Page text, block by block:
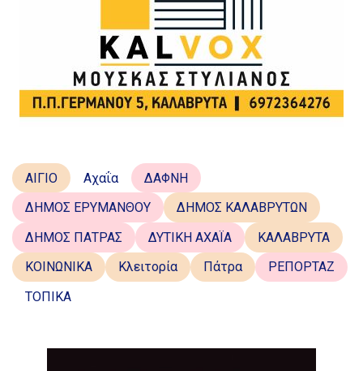
ΑΙΓΙΟ Αχαΐα
ΔΑΦΝΗ
ΔΗΜΟΣ ΕΡΥΜΑΝΘΟΥ
ΔΗΜΟΣ ΚΑΛΑΒΡΥΤΩΝ
ΔΗΜΟΣ ΠΑΤΡΑΣ
ΔΥΤΙΚΗ ΑΧΑΪΑ
ΚΑΛΑΒΡΥΤΑ
ΚΟΙΝΩΝΙΚΑ
Κλειτορία Πάτρα
ΡΕΠΟΡΤΑΖ
ΤΟΠΙΚΑ